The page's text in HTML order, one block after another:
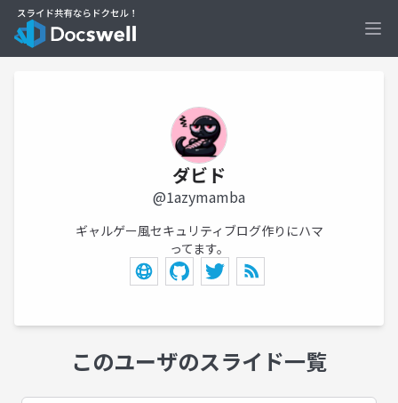
ダビド
@1azymamba
ギャルゲー風セキュリティブログ作りにハマ
ってます。
このユーザのスライド一覧